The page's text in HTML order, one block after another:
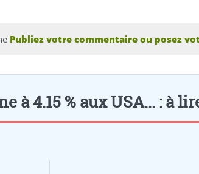
Publiez votre commentaire ou posez
à 4.15 % aux USA... : à